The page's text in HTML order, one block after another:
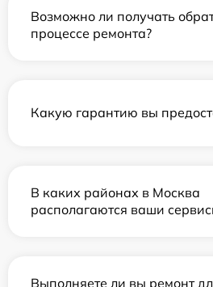
Возможно ли получать
процессе ремонта?
Какую гарантию вы
В каких районах в Москва
располагаются ваши
Выполняете ли вы ремонт